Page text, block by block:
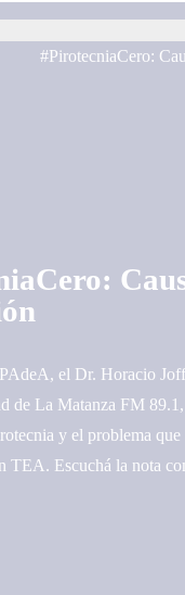
el Dr. Horacio
de La Matanza FM
y el problema que
TEA. Escuchá la nota